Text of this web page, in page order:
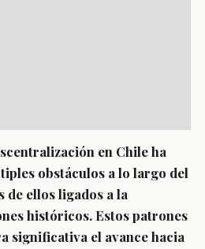
en Chile ha
obstáculos a lo largo del
de ellos ligados a la
históricos. Estos patrones
significativa el avance hacia